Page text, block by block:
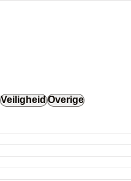
VeiligheidOverige